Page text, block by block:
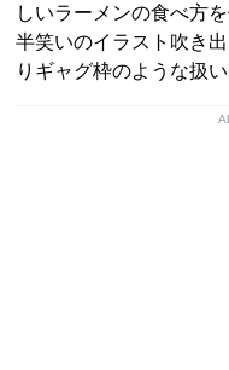
しいラーメンの食べ方
半笑いのイラスト吹き
りギャグ枠のような扱い